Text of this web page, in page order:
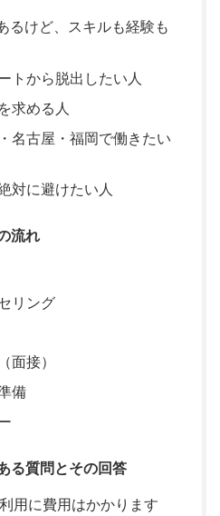
るけど、スキルも経験も
トから脱出したい人
求める人
名古屋・福岡で働きたい
対に避けたい人
流れ
リング
面接）
備
る質問とその回答
用に費用はかかります